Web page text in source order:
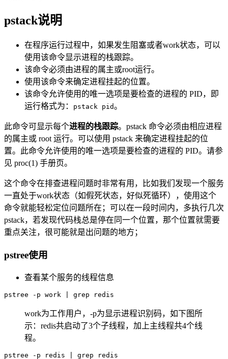
pstack说明
在程序运行过程中，如果发生阻塞或者work状态，可以
使用该命令显示进程的栈跟踪。
该命令必须由进程的属主或root运行。
使用该命令来确定进程挂起的位置。
该命令允许使用的唯一选项是要检查的进程的 PID，即
运行格式为：
pstack pid。
此命令可显示每个进程的栈跟踪。pstack 命令必须由相应进程
的属主或 root 运行。可以使用 pstack 来确定进程挂起的位
置。此命令允许使用的唯一选项是要检查的进程的 PID。请参
见 proc(1) 手册页。
这个命令在排查进程问题时非常有用，比如我们发现一个服务
一直处于work状态（如假死状态，好似死循环），使用这个
命令就能轻松定位问题所在；可以在一段时间内，多执行几次
pstack，若发现代码栈总是停在同一个位置，那个位置就需要
重点关注，很可能就是出问题的地方；
pstree使用
查看某个服务的线程信息
work为工作用户，-p为显示进程识别码，如下图所
示：redis共启动了3个子线程，加上主线程共4个线
程。
pstree -p redis | grep redis